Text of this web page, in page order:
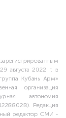
августа 2022 г. в
Кубань Арм»
организация
автономия
Редакция
редактор СМИ -